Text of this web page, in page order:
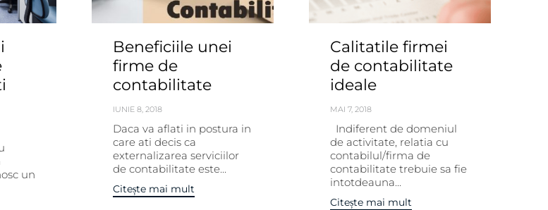
un
Beneficiile unei
firme de
contabilitate
IUNIE 8, 2018
Daca va aflati in postura in
care ati decis ca
externalizarea serviciilor
de contabilitate este...
Citește mai mult
Calitatile firmei
de contabilitate
ideale
MAI 7, 2018
Indiferent de domeniul
de activitate, relatia cu
contabilul/firma de
contabilitate trebuie sa fie
intotdeauna...
Citește mai mult